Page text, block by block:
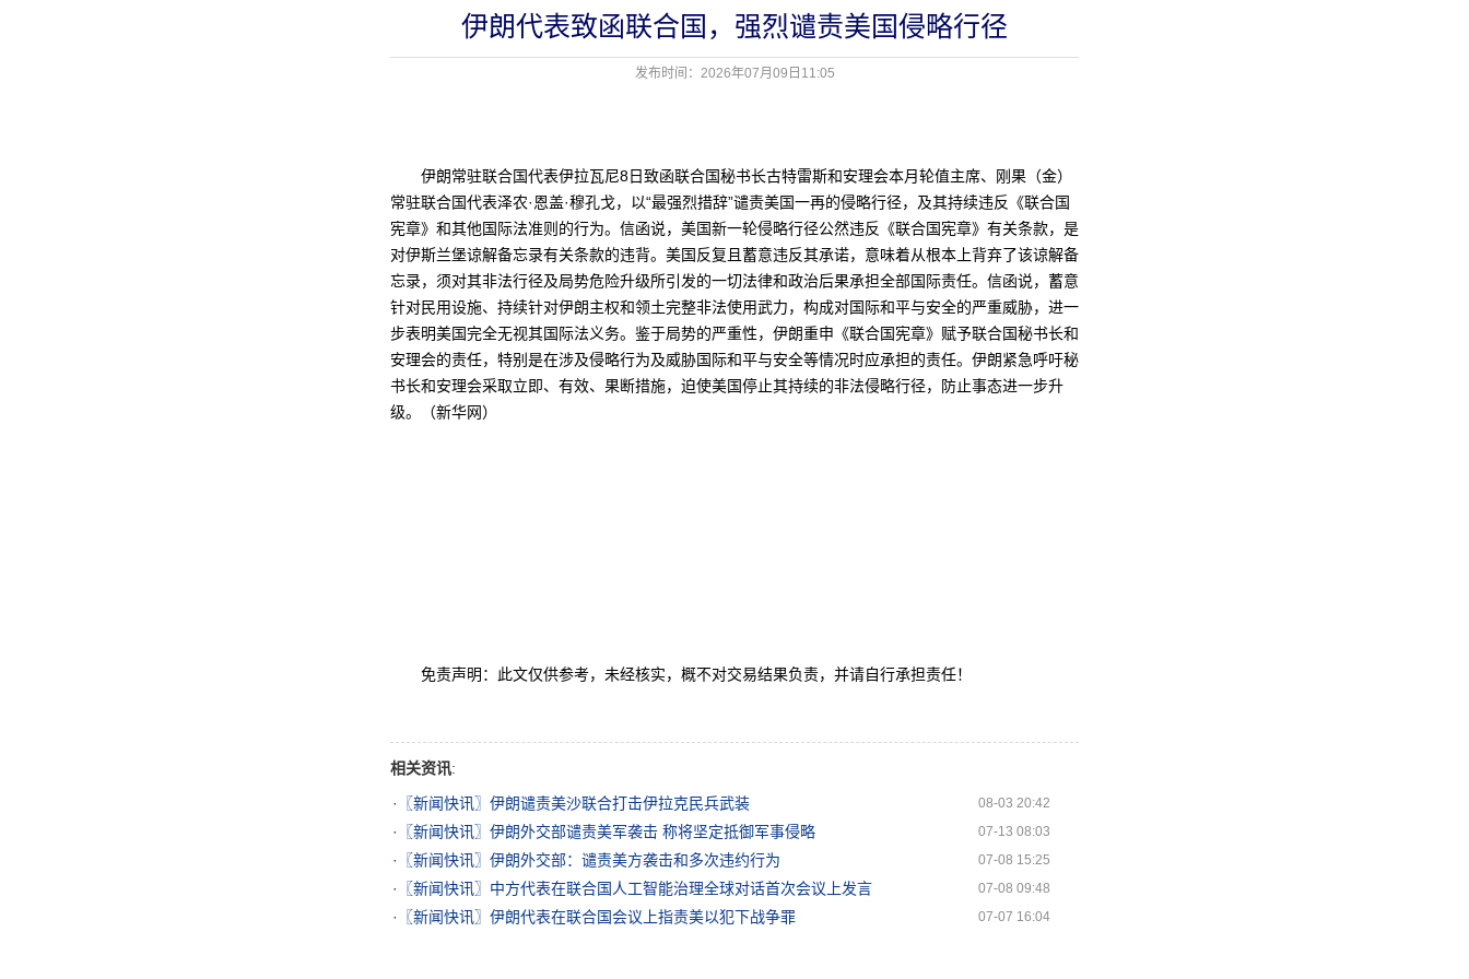
伊朗代表致函联合国，强烈谴责美国侵略行径
发布时间：2026年07月09日11:05
伊朗常驻联合国代表伊拉瓦尼8日致函联合国秘书长古特雷斯和安理会本月轮值主席、刚果（金）
常驻联合国代表泽农·恩盖·穆孔戈，以“最强烈措辞”谴责美国一再的侵略行径，及其持续违反《联合国
宪章》和其他国际法准则的行为。信函说，美国新一轮侵略行径公然违反《联合国宪章》有关条款，是
对伊斯兰堡谅解备忘录有关条款的违背。美国反复且蓄意违反其承诺，意味着从根本上背弃了该谅解备
忘录，须对其非法行径及局势危险升级所引发的一切法律和政治后果承担全部国际责任。信函说，蓄意
针对民用设施、持续针对伊朗主权和领土完整非法使用武力，构成对国际和平与安全的严重威胁，进一
步表明美国完全无视其国际法义务。鉴于局势的严重性，伊朗重申《联合国宪章》赋予联合国秘书长和
安理会的责任，特别是在涉及侵略行为及威胁国际和平与安全等情况时应承担的责任。伊朗紧急呼吁秘
书长和安理会采取立即、有效、果断措施，迫使美国停止其持续的非法侵略行径，防止事态进一步升
级。（新华网）
免责声明：此文仅供参考，未经核实，概不对交易结果负责，并请自行承担责任！
相关资讯:
·
〖新闻快讯〗伊朗谴责美沙联合打击伊拉克民兵武装 08-03 20:42
· 〖新闻快讯〗伊朗外交部谴责美军袭击 称将坚定抵御军事侵略 07-13 08:03
· 〖新闻快讯〗伊朗外交部：谴责美方袭击和多次违约行为 07-08 15:25
· 〖新闻快讯〗中方代表在联合国人工智能治理全球对话首次会议上发言 07-08 09:48
· 〖新闻快讯〗伊朗代表在联合国会议上指责美以犯下战争罪 07-07 16:04